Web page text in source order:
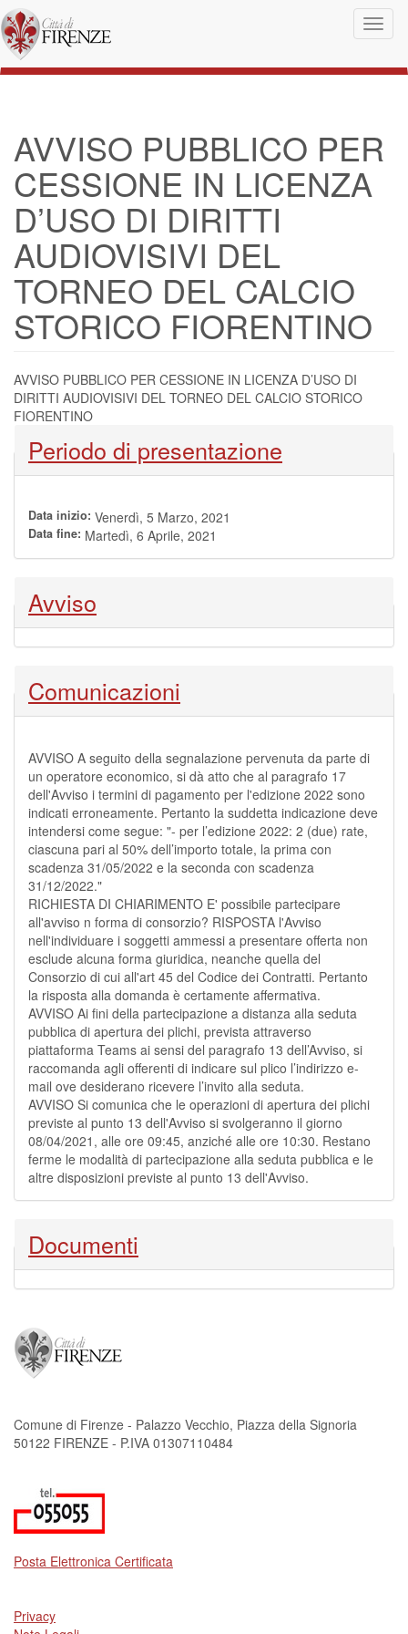
Salta al contenuto principale
AVVISO PUBBLICO PER
CESSIONE IN LICENZA
D’USO DI DIRITTI
AUDIOVISIVI DEL
TORNEO DEL CALCIO
STORICO FIORENTINO
AVVISO PUBBLICO PER CESSIONE IN LICENZA D’USO DI
DIRITTI AUDIOVISIVI DEL TORNEO DEL CALCIO STORICO
FIORENTINO
Nascondi
Periodo di presentazione
Data inizio: Venerdì, 5 Marzo, 2021
Data fine: Martedì, 6 Aprile, 2021
Nascondi
Avviso
Nascondi
Comunicazioni
AVVISO A seguito della segnalazione pervenuta da parte di
un operatore economico, si dà atto che al paragrafo 17
dell'Avviso i termini di pagamento per l'edizione 2022 sono
indicati erroneamente. Pertanto la suddetta indicazione deve
intendersi come segue: "- per l’edizione 2022: 2 (due) rate,
ciascuna pari al 50% dell’importo totale, la prima con
scadenza 31/05/2022 e la seconda con scadenza
31/12/2022."
RICHIESTA DI CHIARIMENTO E' possibile partecipare
all'avviso n forma di consorzio? RISPOSTA l'Avviso
nell'individuare i soggetti ammessi a presentare offerta non
esclude alcuna forma giuridica, neanche quella del
Consorzio di cui all'art 45 del Codice dei Contratti. Pertanto
la risposta alla domanda è certamente affermativa.
AVVISO Ai fini della partecipazione a distanza alla seduta
pubblica di apertura dei plichi, prevista attraverso
piattaforma Teams ai sensi del paragrafo 13 dell’Avviso, si
raccomanda agli offerenti di indicare sul plico l’indirizzo e-
mail ove desiderano ricevere l’invito alla seduta.
AVVISO Si comunica che le operazioni di apertura dei plichi
previste al punto 13 dell'Avviso si svolgeranno il giorno
08/04/2021, alle ore 09:45, anziché alle ore 10:30. Restano
ferme le modalità di partecipazione alla seduta pubblica e le
altre disposizioni previste al punto 13 dell'Avviso.
Nascondi
Documenti
Comune di Firenze - Palazzo Vecchio, Piazza della Signoria
50122 FIRENZE - P.IVA 01307110484
Posta Elettronica Certificata
Privacy